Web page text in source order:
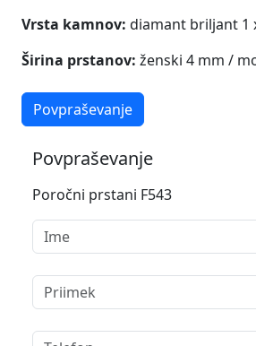
Vrsta kamnov: diamant briljant 1
Širina prstanov: ženski 4 mm /
Povpraševanje
Povpraševanje
Poročni prstani F543